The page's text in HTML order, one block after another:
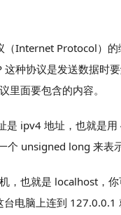
（Internet Protocol）的
这种协议是发送数据时
里面要包含的内容。
是 ipv4 地址，也就是用
个 unsigned long 来表
，也就是 localhost，
电脑上连到 127.0.0.1